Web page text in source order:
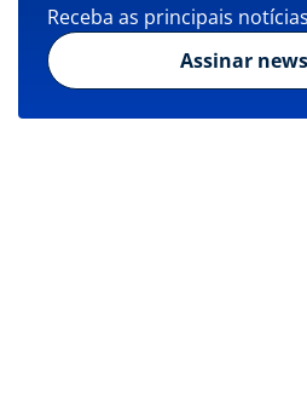
Receba as principais
Assinar